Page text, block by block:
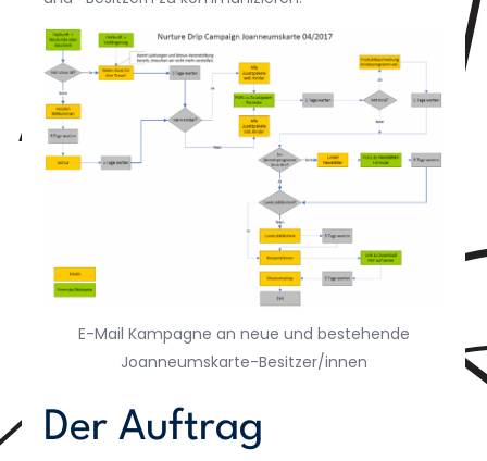
E-Mail Kampagne an neue und bestehende
Joanneumskarte-Besitzer/innen
Der Auftrag